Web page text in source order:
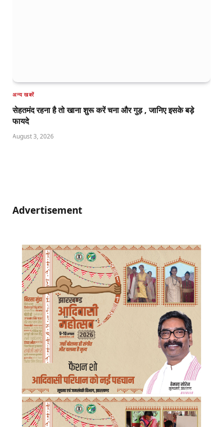
अन्य खबरें
सेहतमंद रहना है तो खाना शुरू करें चना और गुड़ , जानिए इसके बड़े
फायदे
August 3, 2026
Advertisement